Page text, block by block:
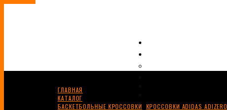
ГЛАВНАЯ
КАТАЛОГ
БАСКЕТБОЛЬНЫЕ КРОССОВКИ КРОССОВКИ ADIDAS ADIZERO